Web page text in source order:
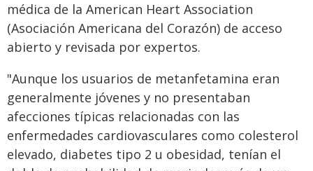
médica de la American Heart Association
(Asociación Americana del Corazón) de acceso
abierto y revisada por expertos.
"Aunque los usuarios de metanfetamina eran
generalmente jóvenes y no presentaban
afecciones típicas relacionadas con las
enfermedades cardiovasculares como colesterol
elevado, diabetes tipo 2 u obesidad, tenían el